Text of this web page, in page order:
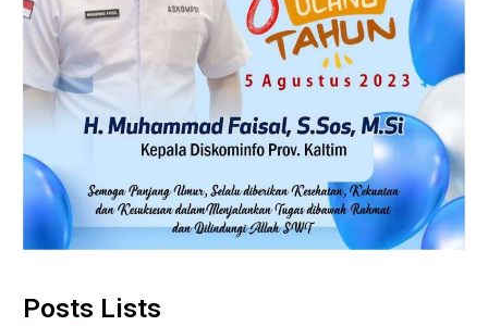
Posts Lists